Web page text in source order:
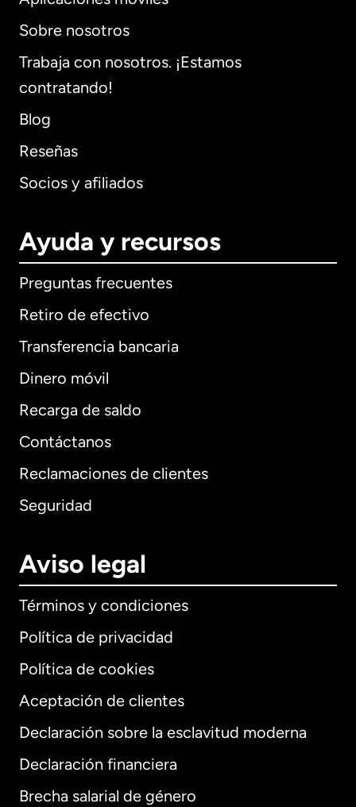
Sobre nosotros
Trabaja con nosotros. ¡Estamos
contratando!
Blog
Reseñas
Socios y afiliados
Ayuda y recursos
Preguntas frecuentes
Retiro de efectivo
Transferencia bancaria
Dinero móvil
Recarga de saldo
Contáctanos
Reclamaciones de clientes
Seguridad
Aviso legal
Términos y condiciones
Política de privacidad
Política de cookies
Aceptación de clientes
Declaración sobre la esclavitud moderna
Declaración financiera
Brecha salarial de género
Internacional English